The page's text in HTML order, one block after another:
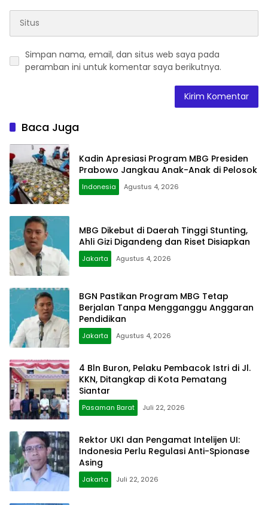
Simpan nama, email, dan situs web saya pada
peramban ini untuk komentar saya berikutnya.
Baca Juga
Kadin Apresiasi Program MBG Presiden
Prabowo Jangkau Anak-Anak di Pelosok
Indonesia Agustus 4, 2026
MBG Dikebut di Daerah Tinggi Stunting,
Ahli Gizi Digandeng dan Riset Disiapkan
Jakarta Agustus 4, 2026
BGN Pastikan Program MBG Tetap
Berjalan Tanpa Mengganggu Anggaran
Pendidikan
Jakarta Agustus 4, 2026
4 Bln Buron, Pelaku Pembacok Istri di Jl.
KKN, Ditangkap di Kota Pematang
Siantar
Pasaman Barat Juli 22, 2026
Rektor UKI dan Pengamat Intelijen UI:
Indonesia Perlu Regulasi Anti-Spionase
Asing
Jakarta Juli 22, 2026